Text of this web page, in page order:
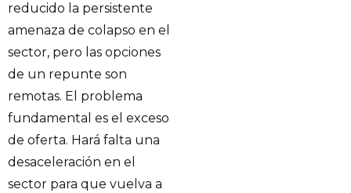
reducido la persistente
amenaza de colapso en el
sector, pero las opciones
de un repunte son
remotas. El problema
fundamental es el exceso
de oferta. Hará falta una
desaceleración en el
sector para que vuelva a